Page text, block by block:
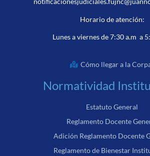
Horario de atención:
Lunes a viernes de 7:30 a.m a
Cómo llegar a la
Normatividad
Estatuto General
Reglamento Docente
Adición Reglamento Docente
Reglamento de Bienestar